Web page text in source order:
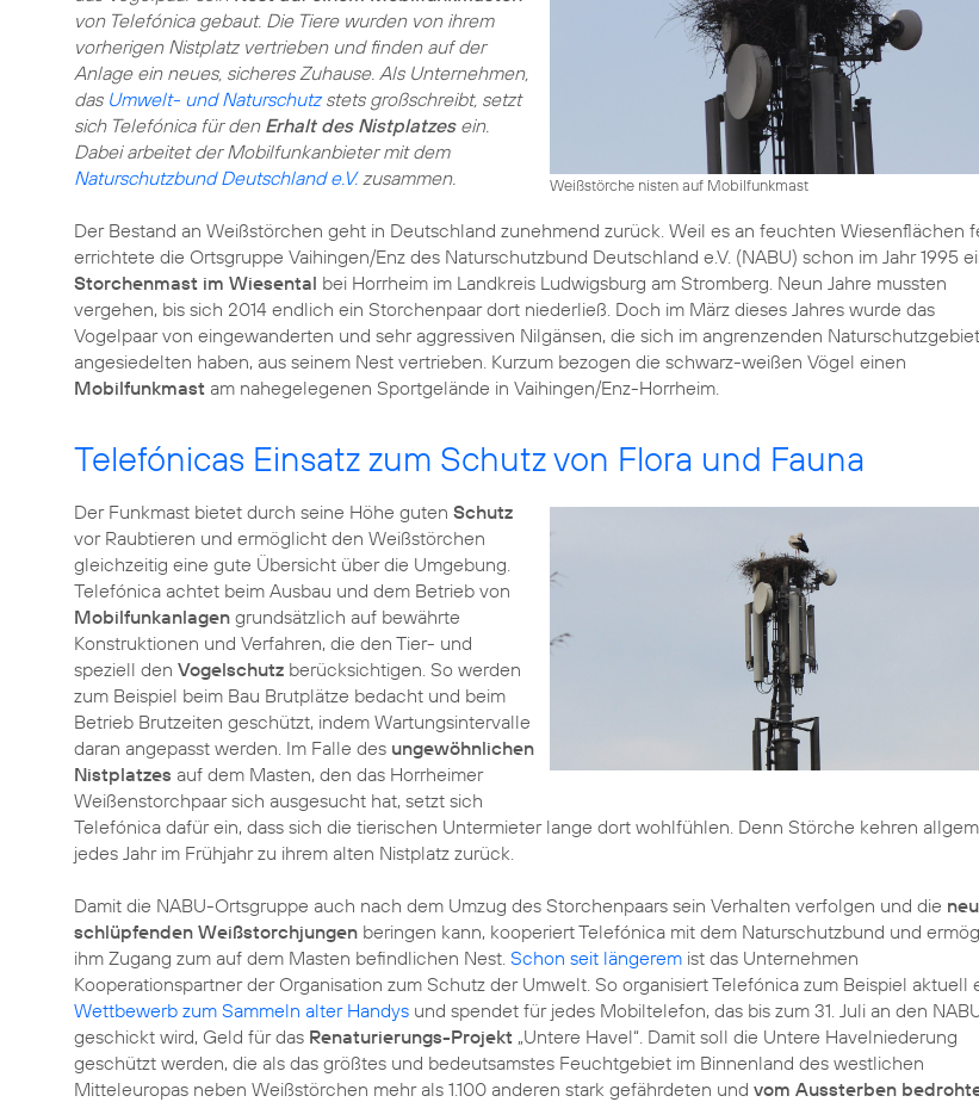
Weißstörche nisten auf Mobilfunkmast
von Telefónica gebaut. Die Tiere wurden von ihrem
vorherigen Nistplatz vertrieben und finden auf der
Anlage ein neues, sicheres Zuhause. Als Unternehmen,
das Umwelt- und Naturschutzstets großschreibt, setzt
sich Telefónica für den Erhalt des Nistplatzesein.
Dabei arbeitet der Mobilfunkanbieter mit dem
Naturschutzbund Deutschland e.V.zusammen.
Der Bestand an Weißstörchen geht in Deutschland zunehmend zurück. Weil es an feuchten Wiesenflächen
errichtete die Ortsgruppe Vaihingen/Enz des Naturschutzbund Deutschland e.V. (NABU) schon im Jahr 1995
Storchenmast im Wiesental bei Horrheim im Landkreis Ludwigsburg am Stromberg. Neun Jahre mussten
vergehen, bis sich 2014 endlich ein Storchenpaar dort niederließ. Doch im März dieses Jahres wurde das
Vogelpaar von eingewanderten und sehr aggressiven Nilgänsen, die sich im angrenzenden Naturschutzgebiet
angesiedelten haben, aus seinem Nest vertrieben. Kurzum bezogen die schwarz-weißen Vögel einen
Mobilfunkmast am nahegelegenen Sportgelände in Vaihingen/Enz-Horrheim.
Telefónicas Einsatz zum Schutz von Flora und Fauna
Der Funkmast bietet durch seine Höhe guten Schutz
vor Raubtieren und ermöglicht den Weißstörchen
gleichzeitig eine gute Übersicht über die Umgebung.
Telefónica achtet beim Ausbau und dem Betrieb von
Mobilfunkanlagen grundsätzlich auf bewährte
Konstruktionen und Verfahren, die den Tier- und
speziell den Vogelschutz berücksichtigen. So werden
zum Beispiel beim Bau Brutplätze bedacht und beim
Betrieb Brutzeiten geschützt, indem Wartungsintervalle
daran angepasst werden. Im Falle des ungewöhnlichen
Nistplatzes auf dem Masten, den das Horrheimer
Weißenstorchpaar sich ausgesucht hat, setzt sich
Telefónica dafür ein, dass sich die tierischen Untermieter lange dort wohlfühlen. Denn Störche kehren
jedes Jahr im Frühjahr zu ihrem alten Nistplatz zurück.
Damit die NABU-Ortsgruppe auch nach dem Umzug des Storchenpaars sein Verhalten verfolgen und die neu
schlüpfenden Weißstorchjungen beringen kann, kooperiert Telefónica mit dem Naturschutzbund und
ihm Zugang zum auf dem Masten befindlichen Nest. Schon seit längerem ist das Unternehmen
Kooperationspartner der Organisation zum Schutz der Umwelt. So organisiert Telefónica zum Beispiel aktuell
Wettbewerb zum Sammeln alter Handys und spendet für jedes Mobiltelefon, das bis zum 31. Juli an den
geschickt wird, Geld für das Renaturierungs-Projekt „Untere Havel“. Damit soll die Untere Havelniederung
geschützt werden, die als das größtes und bedeutsamstes Feuchtgebiet im Binnenland des westlichen
Mitteleuropas neben Weißstörchen mehr als 1.100 anderen stark gefährdeten und vom Aussterben